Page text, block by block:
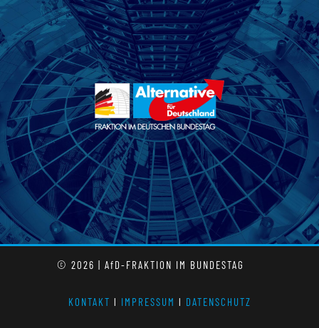
© 2026 | AfD-FRAKTION IM BUNDESTAG
KONTAKT l IMPRESSUM l DATENSCHUTZ